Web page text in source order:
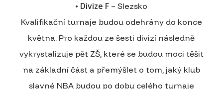
• Divize F – Slezsko
Kvalifikační turnaje budou odehrány do konce
května. Pro každou ze šesti divizí následně
vykrystalizuje pět ZŠ, které se budou moci těšit
na základní část a přemýšlet o tom, jaký klub
slavné NBA budou po dobu celého turnaje